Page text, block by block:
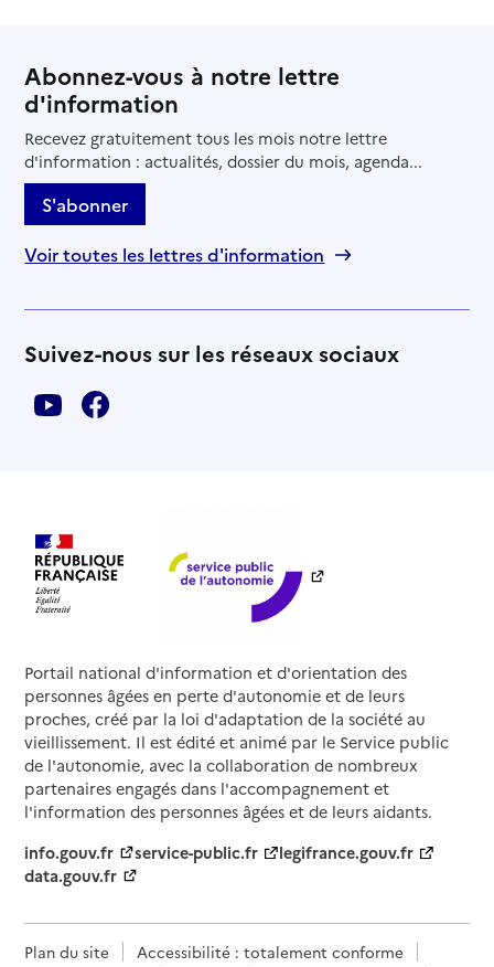
Abonnez-vous à notre lettre
d'information
Recevez gratuitement tous les mois notre lettre
d'information : actualités, dossier du mois, agenda...
S'abonner
Voir toutes les lettres d'information
Suivez-nous sur les réseaux sociaux
Portail national d'information et d'orientation des
personnes âgées en perte d'autonomie et de leurs
proches, créé par la loi d'adaptation de la société au
vieillissement. Il est édité et animé par le Service public
de l'autonomie, avec la collaboration de nombreux
partenaires engagés dans l'accompagnement et
l'information des personnes âgées et de leurs aidants.
info.gouv.fr
service-public.fr
legifrance.gouv.fr
data.gouv.fr
Plan du site
Accessibilité : totalement conforme